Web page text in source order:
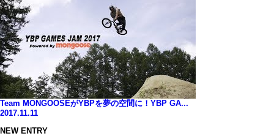
Team MONGOOSEがYBPを夢の空間に！YBP GA...
2017.11.11
NEW ENTRY